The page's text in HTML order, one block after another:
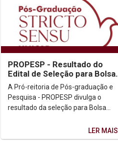
PROPESP - Resultado do
Edital de Seleção para Bolsa
de PIBPG
A Pró-reitoria de Pós-graduação e
Pesquisa - PROPESP divulga o
resultado da seleção para Bolsa
LER MAIS